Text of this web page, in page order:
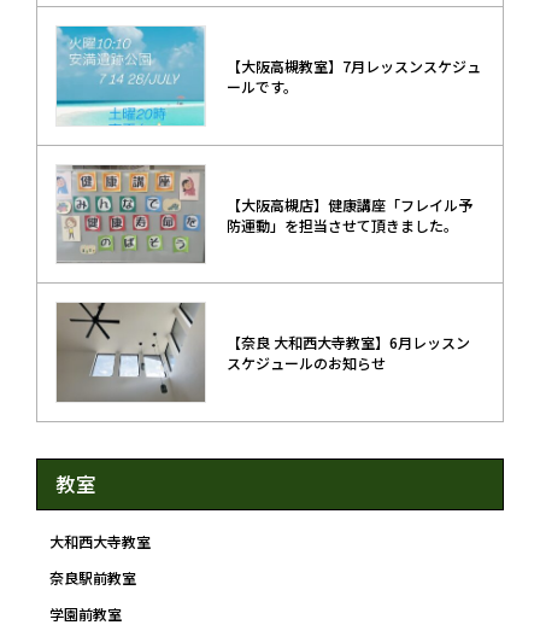
【大阪高槻教室】7月レッスンスケジュ
ールです。
【大阪高槻店】健康講座「フレイル予
防運動」を担当させて頂きました。
【奈良 大和西大寺教室】6月レッスン
スケジュールのお知らせ
教室
大和西大寺教室
奈良駅前教室
学園前教室